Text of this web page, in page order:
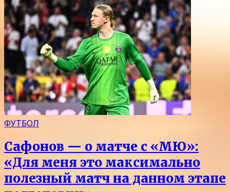
ФУТБОЛ
Сафонов — о матче с «МЮ»:
«Для меня это максимально
полезный матч на данном этапе